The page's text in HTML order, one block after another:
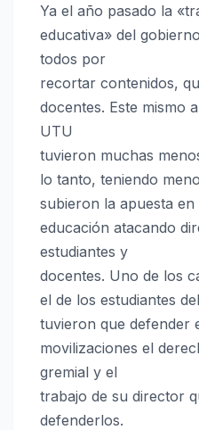
Ya el año pasado la
educativa» del
todos por
recortar contenidos,
docentes. Este mismo
UTU
tuvieron muchas
lo tanto, teniendo
subieron la apuesta en
educación atacando
estudiantes y
docentes. Uno de los
el de los estudiantes
tuvieron que defender
movilizaciones el
gremial y el
trabajo de su director
defenderlos.